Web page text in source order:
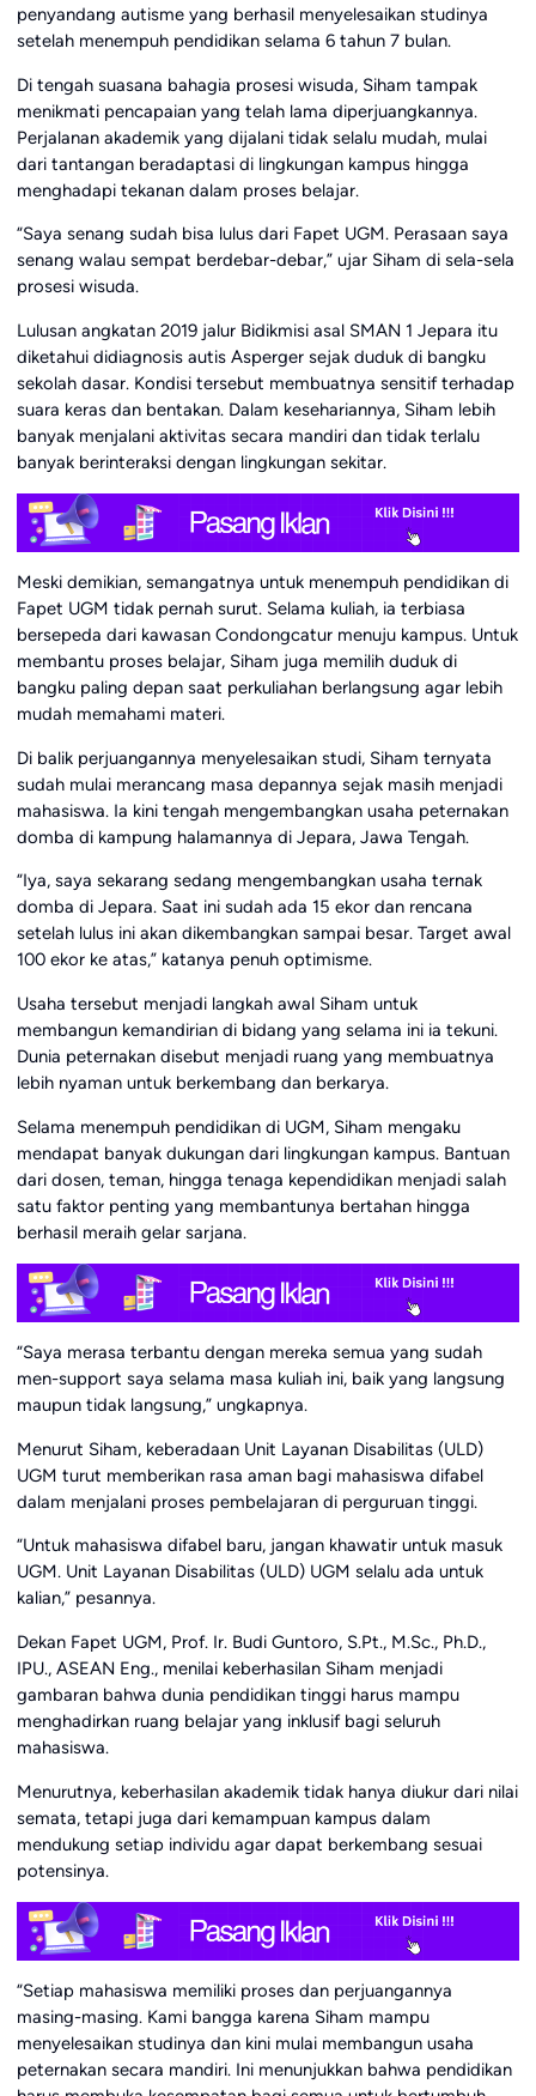
penyandang autisme yang berhasil menyelesaikan studinya
setelah menempuh pendidikan selama 6 tahun 7 bulan.
Di tengah suasana bahagia prosesi wisuda, Siham tampak
menikmati pencapaian yang telah lama diperjuangkannya.
Perjalanan akademik yang dijalani tidak selalu mudah, mulai
dari tantangan beradaptasi di lingkungan kampus hingga
menghadapi tekanan dalam proses belajar.
“Saya senang sudah bisa lulus dari Fapet UGM. Perasaan saya
senang walau sempat berdebar-debar,” ujar Siham di sela-sela
prosesi wisuda.
Lulusan angkatan 2019 jalur Bidikmisi asal SMAN 1 Jepara itu
diketahui didiagnosis autis Asperger sejak duduk di bangku
sekolah dasar. Kondisi tersebut membuatnya sensitif terhadap
suara keras dan bentakan. Dalam kesehariannya, Siham lebih
banyak menjalani aktivitas secara mandiri dan tidak terlalu
banyak berinteraksi dengan lingkungan sekitar.
Meski demikian, semangatnya untuk menempuh pendidikan di
Fapet UGM tidak pernah surut. Selama kuliah, ia terbiasa
bersepeda dari kawasan Condongcatur menuju kampus. Untuk
membantu proses belajar, Siham juga memilih duduk di
bangku paling depan saat perkuliahan berlangsung agar lebih
mudah memahami materi.
Di balik perjuangannya menyelesaikan studi, Siham ternyata
sudah mulai merancang masa depannya sejak masih menjadi
mahasiswa. Ia kini tengah mengembangkan usaha peternakan
domba di kampung halamannya di Jepara, Jawa Tengah.
“Iya, saya sekarang sedang mengembangkan usaha ternak
domba di Jepara. Saat ini sudah ada 15 ekor dan rencana
setelah lulus ini akan dikembangkan sampai besar. Target awal
100 ekor ke atas,” katanya penuh optimisme.
Usaha tersebut menjadi langkah awal Siham untuk
membangun kemandirian di bidang yang selama ini ia tekuni.
Dunia peternakan disebut menjadi ruang yang membuatnya
lebih nyaman untuk berkembang dan berkarya.
Selama menempuh pendidikan di UGM, Siham mengaku
mendapat banyak dukungan dari lingkungan kampus. Bantuan
dari dosen, teman, hingga tenaga kependidikan menjadi salah
satu faktor penting yang membantunya bertahan hingga
berhasil meraih gelar sarjana.
“Saya merasa terbantu dengan mereka semua yang sudah
men-support saya selama masa kuliah ini, baik yang langsung
maupun tidak langsung,” ungkapnya.
Menurut Siham, keberadaan Unit Layanan Disabilitas (ULD)
UGM turut memberikan rasa aman bagi mahasiswa difabel
dalam menjalani proses pembelajaran di perguruan tinggi.
“Untuk mahasiswa difabel baru, jangan khawatir untuk masuk
UGM. Unit Layanan Disabilitas (ULD) UGM selalu ada untuk
kalian,” pesannya.
Dekan Fapet UGM, Prof. Ir. Budi Guntoro, S.Pt., M.Sc., Ph.D.,
IPU., ASEAN Eng., menilai keberhasilan Siham menjadi
gambaran bahwa dunia pendidikan tinggi harus mampu
menghadirkan ruang belajar yang inklusif bagi seluruh
mahasiswa.
Menurutnya, keberhasilan akademik tidak hanya diukur dari nilai
semata, tetapi juga dari kemampuan kampus dalam
mendukung setiap individu agar dapat berkembang sesuai
potensinya.
“Setiap mahasiswa memiliki proses dan perjuangannya
masing-masing. Kami bangga karena Siham mampu
menyelesaikan studinya dan kini mulai membangun usaha
peternakan secara mandiri. Ini menunjukkan bahwa pendidikan